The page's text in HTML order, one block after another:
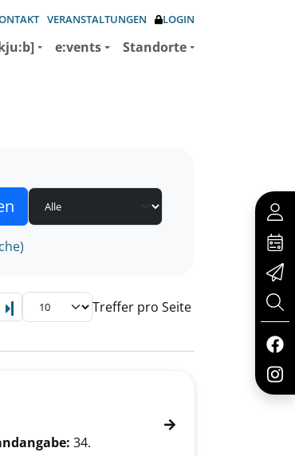
VERANSTALTUNGEN LOGIN
e:vents Standorte
Letzte Seite Treffer pro Seite
34.